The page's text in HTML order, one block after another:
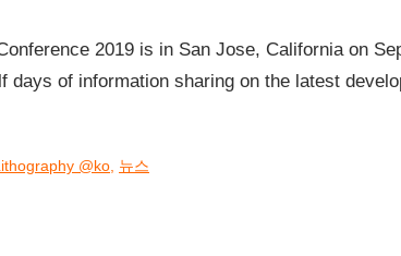
2019 is in San Jose, California on
of information sharing on the latest
@ko, 뉴스